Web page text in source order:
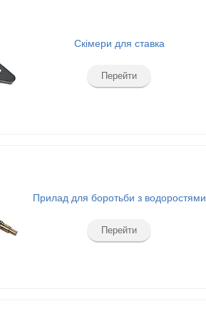
Скімери для ставка
Перейти
Прилад для боротьби з водоростями
Перейти